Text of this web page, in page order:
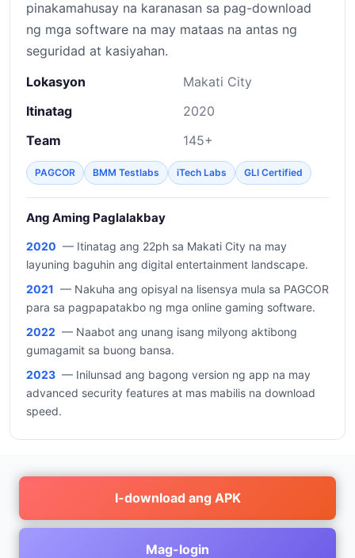
pinakamahusay na karanasan sa pag-download
ng mga software na may mataas na antas ng
seguridad at kasiyahan.
Lokasyon
Makati City
Itinatag
2020
Team
145+
PAGCOR BMM Testlabs iTech Labs GLI Certified
Ang Aming Paglalakbay
2020 — Itinatag ang 22ph sa Makati City na may
layuning baguhin ang digital entertainment landscape.
2021 — Nakuha ang opisyal na lisensya mula sa PAGCOR
para sa pagpapatakbo ng mga online gaming software.
2022 — Naabot ang unang isang milyong aktibong
gumagamit sa buong bansa.
2023 — Inilunsad ang bagong version ng app na may
advanced security features at mas mabilis na download
speed.
I-download ang APK
Mag-login